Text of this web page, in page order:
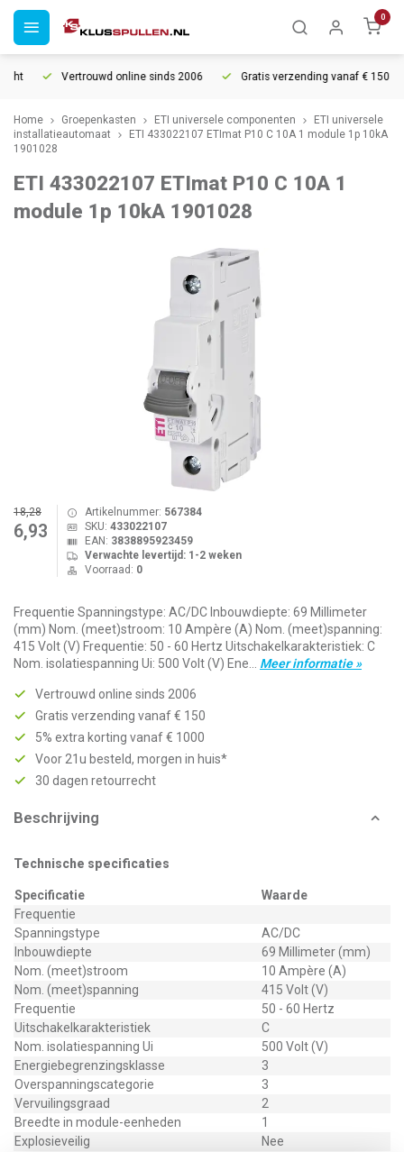
0
Vertrouwd online sinds 2006 Gratis verzending vanaf € 150
Home Groepenkasten ETI universele componenten
ETI universele
installatieautomaat
ETI 433022107 ETImat P10 C 10A 1 module 1p 10kA
1901028
ETI 433022107 ETImat P10 C 10A 1
module 1p 10kA 1901028
18,28
6,93
Artikelnummer: 567384
SKU: 433022107
EAN: 3838895923459
Verwachte levertijd: 1-2 weken
Voorraad: 0
Frequentie Spanningstype: AC/DC Inbouwdiepte: 69 Millimeter
(mm) Nom. (meet)stroom: 10 Ampère (A) Nom. (meet)spanning:
415 Volt (V) Frequentie: 50 - 60 Hertz Uitschakelkarakteristiek: C
Nom. isolatiespanning Ui: 500 Volt (V) Ene... Meer informatie »
Vertrouwd online sinds 2006
Gratis verzending vanaf € 150
5% extra korting vanaf € 1000
Voor 21u besteld, morgen in huis*
30 dagen retourrecht
Beschrijving
Technische specificaties
Specificatie
Waarde
Frequentie
Spanningstype
AC/DC
Inbouwdiepte
69 Millimeter (mm)
Nom. (meet)stroom
10 Ampère (A)
Nom. (meet)spanning
415 Volt (V)
Frequentie
50 - 60 Hertz
Uitschakelkarakteristiek
C
Nom. isolatiespanning Ui
500 Volt (V)
Energiebegrenzingsklasse
3
Overspanningscategorie
3
Vervuilingsgraad
2
Breedte in module-eenheden
1
Explosieveilig
Nee